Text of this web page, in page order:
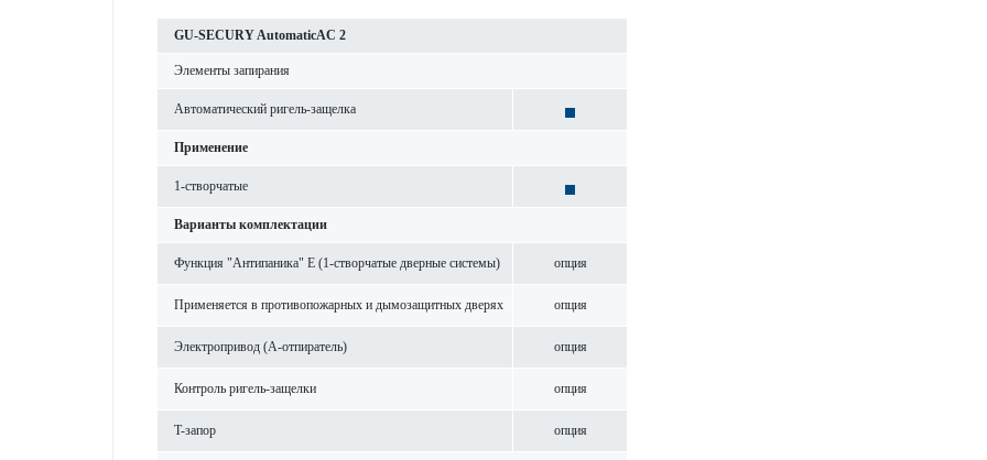
GU-SECURY AutomaticAC 2
Элементы запирания
Автоматический ригель-защелка
Применение
1-створчатые
Варианты комплектации
Функция "Антипаника" Е (1-створчатые дверные системы) опция
Применяется в противопожарных и дымозащитных дверях опция
Электропривод (A-отпиратель) опция
Контроль ригель-защелки опция
T-запор опция